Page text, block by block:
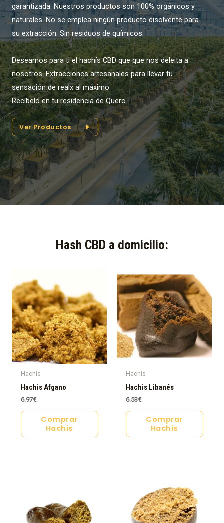
garantizada. Nuestros productos son 100% orgánicos y
naturales. No se emplea ningún producto disolvente para
su extracción. Sin residuos de químicos.
Deseamos para ti el hachís CBD que que nos deleita a
nosotros. Extracciones artesanales para llevar tu
sensación de realx al máximo.
Recíbelo en tu residencia de Quero
Ver Productos
Hash CBD a domicilio:​
Hachis
Hachis Afgano
6.97€
Comprar
Hachis
Hachis
Hachis Libanés
6.53€
Comprar
Hachis